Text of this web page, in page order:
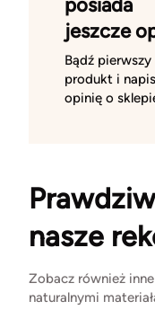
posiada
jeszcze
Bądź
produkt i
opinię o
nasze
Zobacz również
naturalnymi